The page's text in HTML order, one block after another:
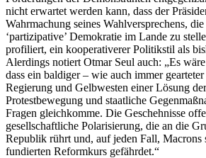
nicht erwartet werden kann, dass der
Wahrmachung seines Wahlversprechens,
‘partizipative’ Demokratie im Lande zu
profiliert, ein kooperativerer Politikstil als
Alerdings notiert Otmar Seul auch: „Es
dass ein baldiger – wie auch immer
Regierung und Gelbwesten einer Lösung
Protestbewegung und staatliche
Fragen gleichkomme. Die Geschehnisse
gesellschaftliche Polarisierung, die an die
Republik rührt und, auf jeden Fall, Macrons
fundierten Reformkurs gefährdet.“